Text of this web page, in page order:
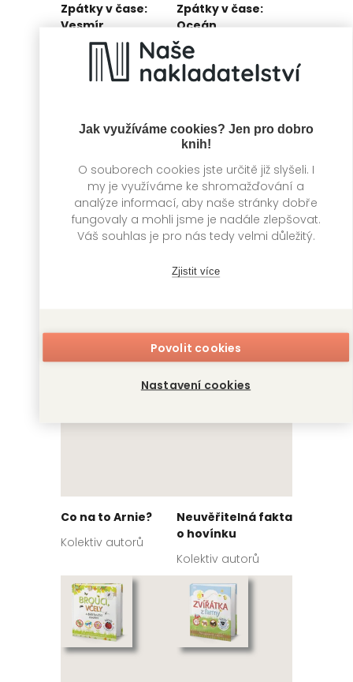
Jak využíváme cookies? Jen pro dobro
knih!
O souborech cookies jste určitě již slyšeli. I
my je využíváme ke shromažďování a
analýze informací, aby naše stránky dobře
fungovaly a mohli jsme je nadále zlepšovat.
Váš souhlas je pro nás tedy velmi důležitý.
Zjistit více
Povolit cookies
Nastavení cookies
Zpátky v čase:
Vesmír
Kolektiv autorů
Zpátky v čase:
Oceán
Kolektiv autorů
miminka
Co na to Arnie?
Kolektiv autorů
Neuvěřitelná fakta
o hovínku
Kolektiv autorů